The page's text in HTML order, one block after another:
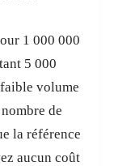
1 000 000
5 000
volume
de
la référence
aucun coût